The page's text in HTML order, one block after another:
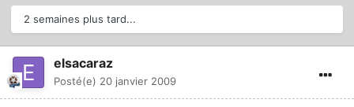
2 semaines plus tard...
elsacaraz
Posté(e) 20 janvier 2009